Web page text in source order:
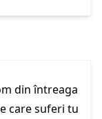
din întreaga
care suferi tu